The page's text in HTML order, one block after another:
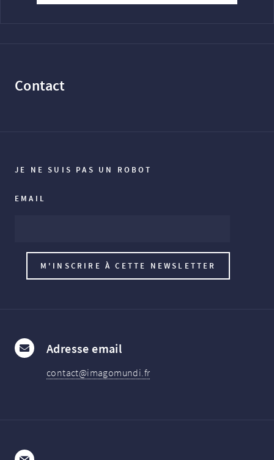
Contact
JE NE SUIS PAS UN ROBOT
EMAIL
Adresse email
contact@imagomundi.fr